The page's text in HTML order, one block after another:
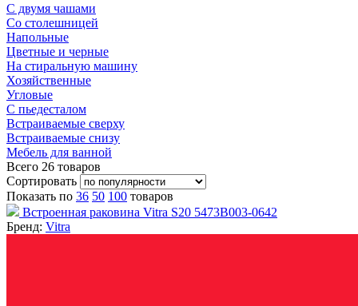
С двумя чашами
Со столешницей
Напольные
Цветные и черные
На стиральную машину
Хозяйственные
Угловые
С пьедесталом
Встраиваемые сверху
Встраиваемые снизу
Мебель для ванной
Всего 26 товаров
Сортировать
Показать по 36 50 100 товаров
Встроенная раковина Vitra S20 5473B003-0642
Бренд: Vitra